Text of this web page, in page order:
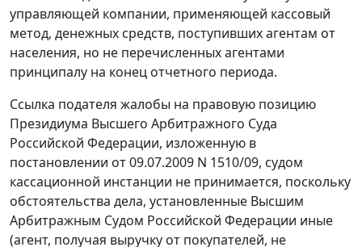
управляющей компании, применяющей кассовый
метод, денежных средств, поступивших агентам от
населения, но не перечисленных агентами
принципалу на конец отчетного периода.
Ссылка подателя жалобы на правовую позицию
Президиума Высшего Арбитражного Суда
Российской Федерации, изложенную в
постановлении от 09.07.2009 N 1510/09, судом
кассационной инстанции не принимается, поскольку
обстоятельства дела, установленные Высшим
Арбитражным Судом Российской Федерации иные
(агент, получая выручку от покупателей, не